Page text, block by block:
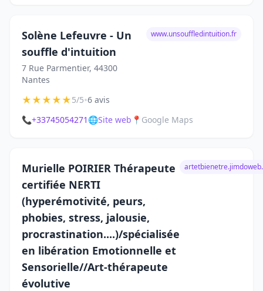
Solène Lefeuvre - Un
souffle d'intuition
7 Rue Parmentier, 44300
Nantes
www.unsouffledintuition.fr
★★★★★5/5•6 avis
📞+33745054271 🌐Site web 📍 Google Maps
Murielle POIRIER Thérapeute
certifiée NERTI
(hyperémotivité, peurs,
phobies, stress, jalousie,
procrastination....)/spécialisée
en libération Emotionnelle et
Sensorielle//Art-thérapeute
évolutive